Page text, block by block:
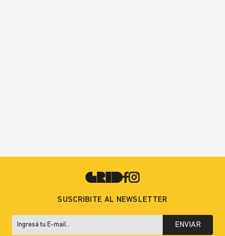
SUSCRIBITE AL NEWSLETTER
ENVIAR